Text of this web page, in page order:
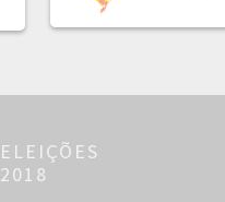
ELEIÇÕES
2018